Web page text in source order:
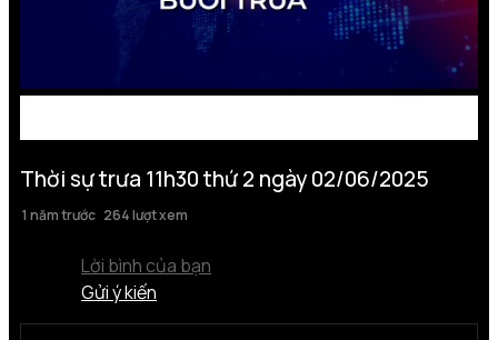
Thời sự trưa 11h30 thứ 2 ngày 02/06/2025
1 năm trước 264 lượt xem
Lời bình của bạn
Gửi ý kiến